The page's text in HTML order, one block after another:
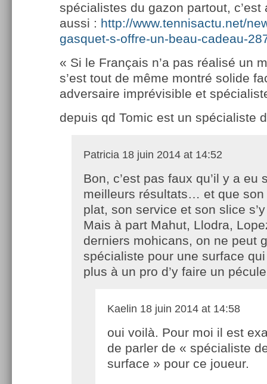
spécialistes du gazon partout, c’est
aussi : http://www.tennisactu.net/
gasquet-s-offre-un-beau-cadeau-
« Si le Français n’a pas réalisé un
s’est tout de même montré solide
adversaire imprévisible et
depuis qd Tomic est un spécialiste
Patricia 18 juin 2014 at 14:52
Bon, c’est pas faux qu’il y a eu
meilleurs résultats… et que son
plat, son service et son slice
Mais à part Mahut, Llodra,
derniers mohicans, on ne peut
spécialiste pour une surface
plus à un pro d’y faire un
Kaelin 18 juin 2014 at 14:58
oui voilà. Pour moi il est
de parler de « spécialiste
surface » pour ce joueur.